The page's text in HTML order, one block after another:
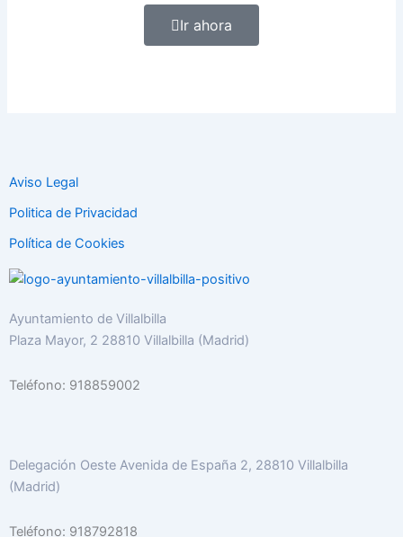
Ir ahora
Aviso Legal
Politica de Privacidad
Política de Cookies
Ayuntamiento de Villalbilla
Plaza Mayor, 2 28810 Villalbilla (Madrid)
Teléfono: 918859002
Delegación Oeste Avenida de España 2, 28810 Villalbilla
(Madrid)
Teléfono: 918792818